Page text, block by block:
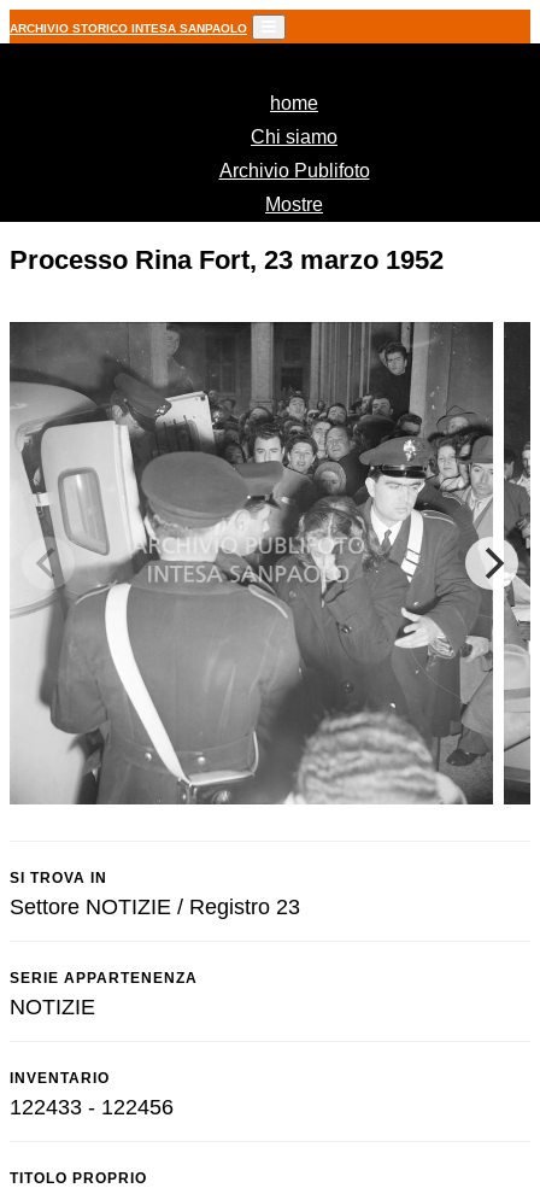
ARCHIVIO STORICO INTESA SANPAOLO
home(current)
Chi siamo
Archivio Publifoto
Mostre
Processo Rina Fort, 23 marzo 1952
SI TROVA IN
Settore NOTIZIE / Registro 23
SERIE APPARTENENZA
NOTIZIE
INVENTARIO
122433 - 122456
TITOLO PROPRIO